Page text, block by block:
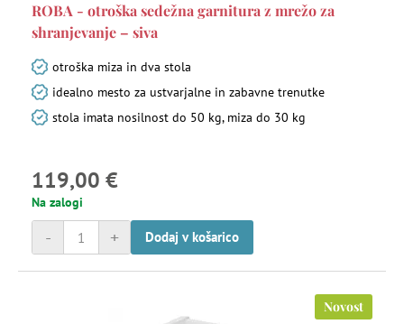
ROBA - otroška sedežna garnitura z mrežo za
shranjevanje – siva
otroška miza in dva stola
idealno mesto za ustvarjalne in zabavne trenutke
stola imata nosilnost do 50 kg, miza do 30 kg
119,00 €
Na zalogi
+
- Dodaj v košarico
Novost